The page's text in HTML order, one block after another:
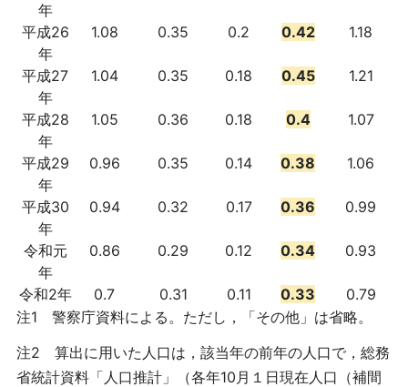
年
平成26
年
1.08 0.35 0.2 0.42 1.18
平成27
年
1.04 0.35 0.18 0.45 1.21
平成28
年
1.05 0.36 0.18 0.4 1.07
平成29
年
0.96 0.35 0.14 0.38 1.06
平成30
年
0.94 0.32 0.17 0.36 0.99
令和元
年
0.86 0.29 0.12 0.34 0.93
令和2年 0.7 0.31 0.11 0.33
0.79
注1 警察庁資料による。ただし，「その他」は省略。
注2 算出に用いた人口は，該当年の前年の人口で，総務
省統計資料「人口推計」（各年10月１日現在人口（補間